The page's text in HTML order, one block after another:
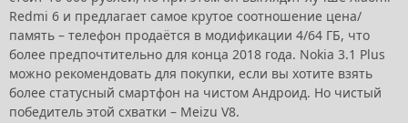
Redmi 6 и предлагает самое крутое соотношение цена/
память – телефон продаётся в модификации 4/64 ГБ, что
более предпочтительно для конца 2018 года. Nokia 3.1 Plus
можно рекомендовать для покупки, если вы хотите взять
более статусный смартфон на чистом Андроид. Но чистый
победитель этой схватки – Meizu V8.